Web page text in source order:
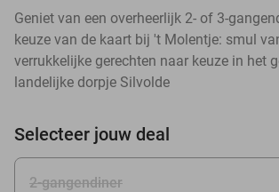
Geniet van een overheerlijk 2- of 3-
keuze van de kaart bij 't Molentje: smul
verrukkelijke gerechten naar keuze in het
landelijke dorpje Silvolde
Selecteer jouw deal
2-gangendiner